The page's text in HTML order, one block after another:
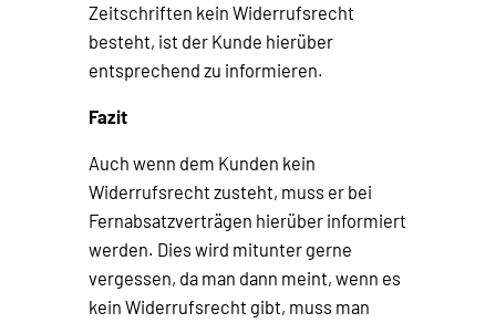
Zeitschriften kein Widerrufsrecht
besteht, ist der Kunde hierüber
entsprechend zu informieren.
Fazit
Auch wenn dem Kunden kein
Widerrufsrecht zusteht, muss er bei
Fernabsatzverträgen hierüber informiert
werden. Dies wird mitunter gerne
vergessen, da man dann meint, wenn es
kein Widerrufsrecht gibt, muss man